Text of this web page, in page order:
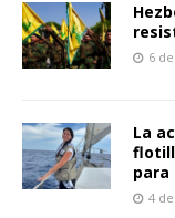
6
La
para
4